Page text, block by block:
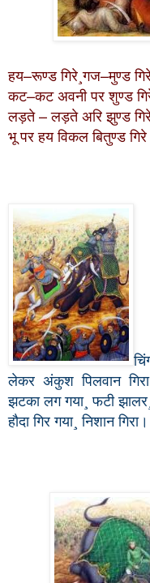
हय–रूण्ड गिरे¸गज–मुण्ड
कट–कट अवनी पर शुण्ड
लड़ते – लड़ते अरि झुण्ड
भू पर हय विकल बितुण्ड
लेकर अंकुश पिलवान
झटका लग गया¸ फटी झालर¸
हौदा गिर गया¸ निशान